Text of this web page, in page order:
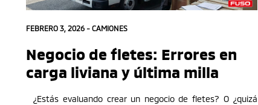
FEBRERO 3, 2026 - CAMIONES
Negocio de fletes: Errores en
carga liviana y última milla
¿Estás evaluando crear un negocio de fletes? O ¿quizá